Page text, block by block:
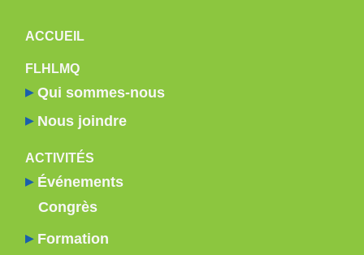
NAVIGATION PRINCIPALE
ACCUEIL
FLHLMQ
Qui sommes-nous
Nous joindre
ACTIVITÉS
Événements
Congrès
Formation